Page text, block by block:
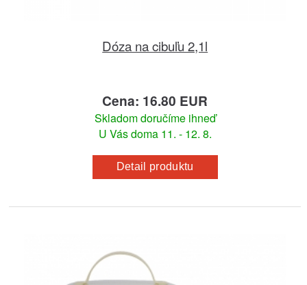
Dóza na cibuľu 2,1l
Cena: 16.80 EUR
Skladom doručíme ihneď
U Vás doma 11. - 12. 8.
Detail produktu